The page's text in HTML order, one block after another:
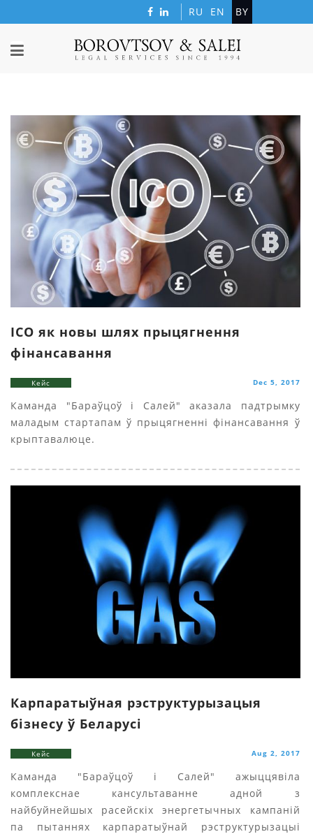
RU EN BY
ICO як новы шлях прыцягнення
фінансавання
Кейс Dec 5, 2017
Каманда "Бараўцоў i Салей" аказала падтрымку
маладым стартапам ў прыцягненні фінансавання ў
крыптавалюце.
Карпаратыўная рэструктурызацыя
бізнесу ў Беларусі
Кейс Aug 2, 2017
Каманда "Бараўцоў i Салей" ажыццявіла
комплекснае кансультаванне адной з
найбуйнейшых расейскіх энергетычных кампаній
па пытаннях карпаратыўнай рэструктурызацыі